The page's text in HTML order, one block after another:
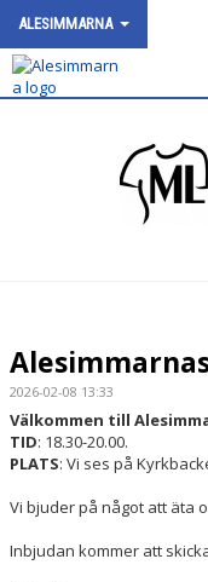
ALESIMMARNA
BILDGALLERI
DOKUMENT
TRYGG FÖRENING
2026-02-08 13:33
Välkommen till
TID: 18.30-20.00.
PLATS: Vi ses på
Vi bjuder på något att äta
Inbjudan kommer att